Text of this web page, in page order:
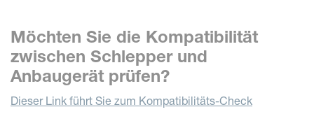
Möchten Sie die Kompatibilität
zwischen Schlepper und
Anbaugerät prüfen?
Dieser Link führt Sie zum Kompatibilitäts-Check